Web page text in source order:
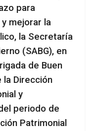
para
mejorar la
la Secretaría
(SABG), en
de Buen
la Dirección
y
periodo de
Patrimonial